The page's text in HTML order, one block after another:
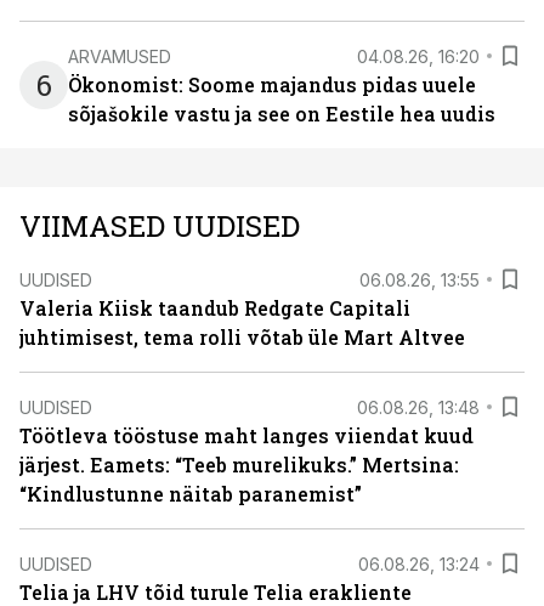
6
ARVAMUSED 04.08.26, 16:20
Ökonomist: Soome majandus pidas uuele
sõjašokile vastu ja see on Eestile hea uudis
VIIMASED UUDISED
UUDISED 06.08.26, 13:55
Valeria Kiisk taandub Redgate Capitali
juhtimisest, tema rolli võtab üle Mart Altvee
UUDISED 06.08.26, 13:48
Töötleva tööstuse maht langes viiendat kuud
järjest. Eamets: “Teeb murelikuks.” Mertsina:
“Kindlustunne näitab paranemist”
UUDISED 06.08.26, 13:24
Telia ja LHV tõid turule Telia erakliente